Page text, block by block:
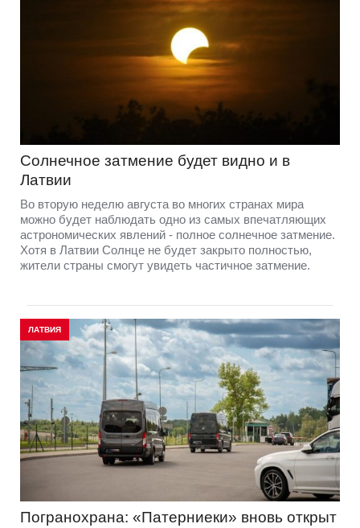
Солнечное затмение будет видно и в
Латвии
Во вторую неделю августа во многих странах мира
можно будет наблюдать одно из самых впечатляющих
астрономических явлений - полное солнечное затмение.
Хотя в Латвии Солнце не будет закрыто полностью,
жители страны смогут увидеть частичное затмение.
ЛАТВИЯ
Погранохрана: «Патерниеки» вновь открыт